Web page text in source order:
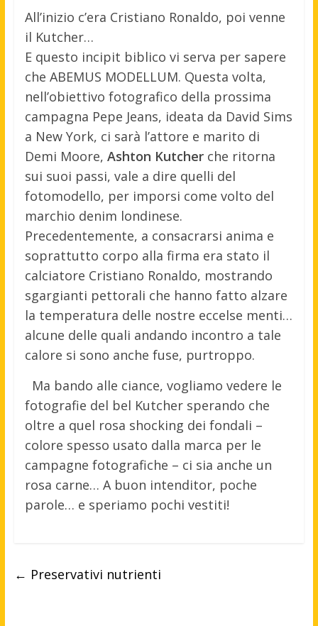
All’inizio c’era Cristiano Ronaldo, poi venne
il Kutcher…
E questo incipit biblico vi serva per sapere
che ABEMUS MODELLUM. Questa volta,
nell’obiettivo fotografico della prossima
campagna Pepe Jeans, ideata da David Sims
a New York, ci sarà l’attore e marito di
Demi Moore, Ashton Kutcherche ritorna
sui suoi passi, vale a dire quelli del
fotomodello, per imporsi come volto del
marchio denim londinese.
Precedentemente, a consacrarsi anima e
soprattutto corpo alla firma era stato il
calciatore Cristiano Ronaldo, mostrando
sgargianti pettorali che hanno fatto alzare
la temperatura delle nostre eccelse menti…
alcune delle quali andando incontro a tale
calore si sono anche fuse, purtroppo.
Ma bando alle ciance, vogliamo vedere le
fotografie del bel Kutcher sperando che
oltre a quel rosa shocking dei fondali –
colore spesso usato dalla marca per le
campagne fotografiche – ci sia anche un
rosa carne… A buon intenditor, poche
parole… e speriamo pochi vestiti!
← Preservativi nutrienti